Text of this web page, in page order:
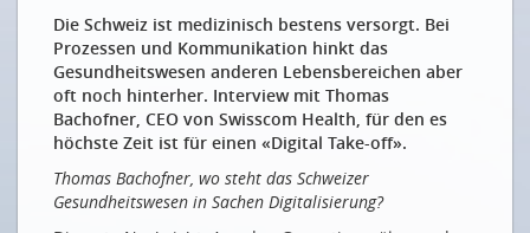
Bereit für den Take-off
DIGITALISIERUNG DER VERSORGUNG
«Patient Journey» – der Patientenpfad der Zukunft
ASSISTED LIVING
Zu Hause ist es am Schönsten
Ohne Angst älter werden
Die Schweiz ist medizinisch bestens versorgt. Bei
Prozessen und Kommunikation hinkt das
Gesundheitswesen anderen Lebensbereichen aber
oft noch hinterher. Interview mit Thomas
Bachofner, CEO von Swisscom Health, für den es
höchste Zeit ist für einen «Digital Take-off».
Thomas Bachofner, wo steht das Schweizer
Gesundheitswesen in Sachen Digitalisierung?